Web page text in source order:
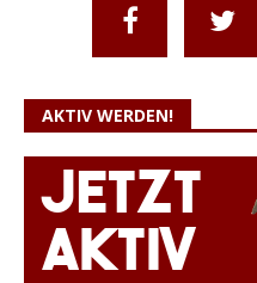
AKTIV WERDEN!